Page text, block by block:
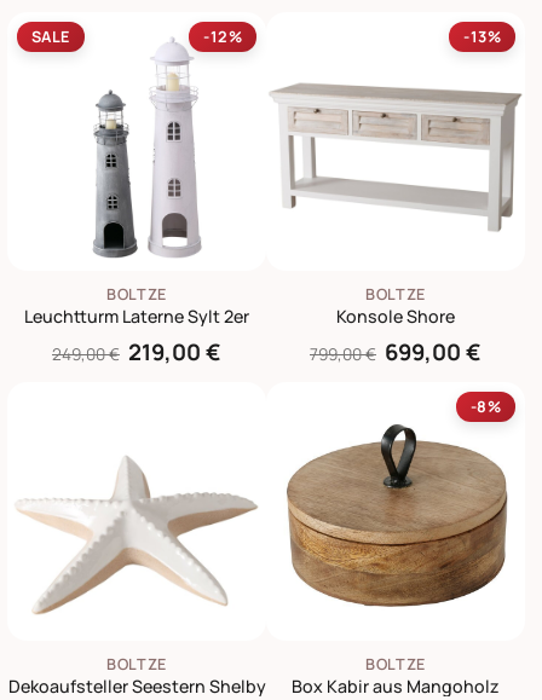
SALE -12%
BOLTZE
Leuchtturm Laterne Sylt 2er
249,00 € 219,00 €
-13%
BOLTZE
Konsole Shore
799,00 € 699,00 €
BOLTZE
Dekoaufsteller Seestern Shelby
-8%
BOLTZE
Box Kabir aus Mangoholz